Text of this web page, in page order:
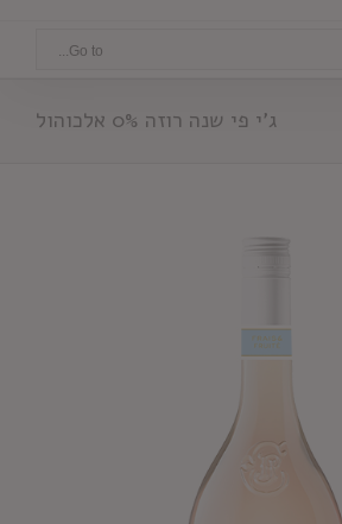
Go to...
ג'י פי שנה רוזה 0% אלכוהול